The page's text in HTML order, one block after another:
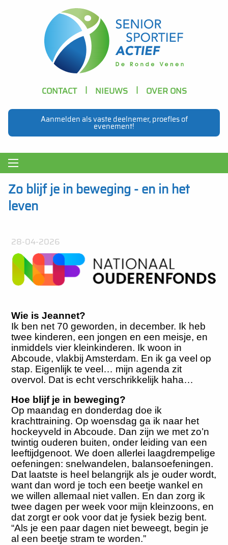
Skip to main content
Header
Navigation
CONTACT NIEUWS OVER ONS
Aanmelden als vaste deelnemer, proefles of
evenement!
Main
navigation
Zo blijf je in beweging - en in het
leven
28-04-2026
Wie is Jeannet?
Ik ben net 70 geworden, in december. Ik heb
twee kinderen, een jongen en een meisje, en
inmiddels vier kleinkinderen. Ik woon in
Abcoude, vlakbij Amsterdam. En ik ga veel op
stap. Eigenlijk te veel… mijn agenda zit
overvol. Dat is echt verschrikkelijk haha…
Hoe blijf je in beweging?
Op maandag en donderdag doe ik
krachttraining. Op woensdag ga ik naar het
hockeyveld in Abcoude. Dan zijn we met zo’n
twintig ouderen buiten, onder leiding van een
leeftijdgenoot. We doen allerlei laagdrempelige
oefeningen: snelwandelen, balansoefeningen.
Dat laatste is heel belangrijk als je ouder wordt,
want dan word je toch een beetje wankel en
we willen allemaal niet vallen. En dan zorg ik
twee dagen per week voor mijn kleinzoons, en
dat zorgt er ook voor dat je fysiek bezig bent.
“Als je een paar dagen niet beweegt, begin je
al een beetje stram te worden.”